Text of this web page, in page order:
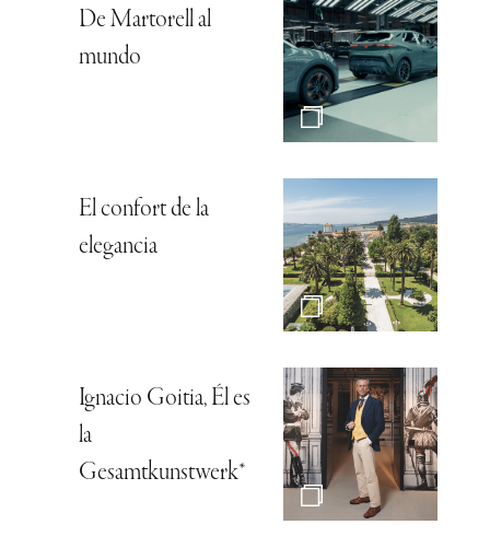
De Martorell al
mundo
El confort de la
elegancia
Ignacio Goitia, Él es
la
Gesamtkunstwerk*